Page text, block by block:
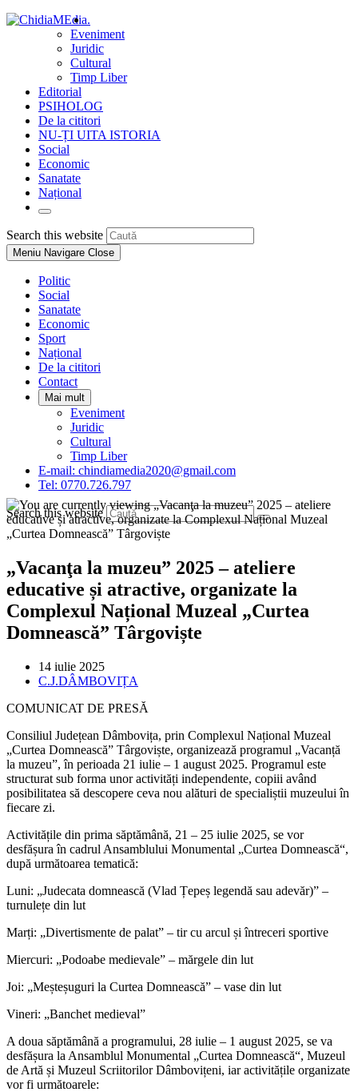
Skip
.
Eveniment
Juridic
Cultural
Timp Liber
Editorial
PSIHOLOG
De la cititori
NU-ȚI UITA ISTORIA
Social
Economic
Sanatate
Național
Toggle
website
search
Search this website
Escape
Meniu Navigare Close
Politic
Social
Sanatate
Economic
Sport
Național
De la cititori
Contact
Mai mult
Eveniment
Juridic
Cultural
Timp Liber
E-mail: chindiamedia2020@gmail.com
Tel: 0770.726.797
Search this website
„Vacanţa la muzeu” 2025 – ateliere
educative și atractive, organizate la
Complexul Național Muzeal „Curtea
Domnească” Târgoviște
Post
published:
14 iulie 2025
Post
C.J.DÂMBOVIȚA
COMUNICAT DE PRESĂ
Consiliul Județean Dâmbovița, prin Complexul Național Muzeal
„Curtea Domnească” Târgoviște, organizează programul „Vacanță
la muzeu”, în perioada 21 iulie – 1 august 2025. Programul este
structurat sub forma unor activități independente, copiii având
posibilitatea să descopere ceva nou alături de specialiștii muzeului în
fiecare zi.
Activitățile din prima săptămână, 21 – 25 iulie 2025, se vor
desfășura în cadrul Ansamblului Monumental „Curtea Domnească“,
după următoarea tematică:
Luni: „Judecata domnească (Vlad Țepeș legendă sau adevăr)” –
turnulețe din lut
Marți: „Divertismente de palat” – tir cu arcul și întreceri sportive
Miercuri: „Podoabe medievale” – mărgele din lut
Joi: „Meșteșuguri la Curtea Domnească” – vase din lut
Vineri: „Banchet medieval”
A doua săptămână a programului, 28 iulie – 1 august 2025, se va
desfășura la Ansamblul Monumental „Curtea Domnească“, Muzeul
de Artă și Muzeul Scriitorilor Dâmbovițeni, iar activitățile organizate
vor fi următoarele: